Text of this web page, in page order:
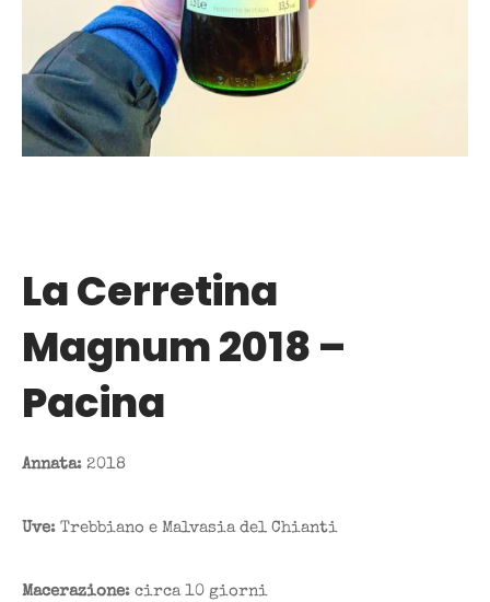
La Cerretina
Magnum 2018 –
Pacina
Annata: 2018
Uve: Trebbiano e Malvasia del Chianti
Macerazione: circa 10 giorni